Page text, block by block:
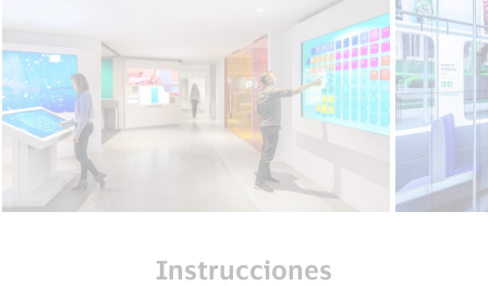
Instrucciones